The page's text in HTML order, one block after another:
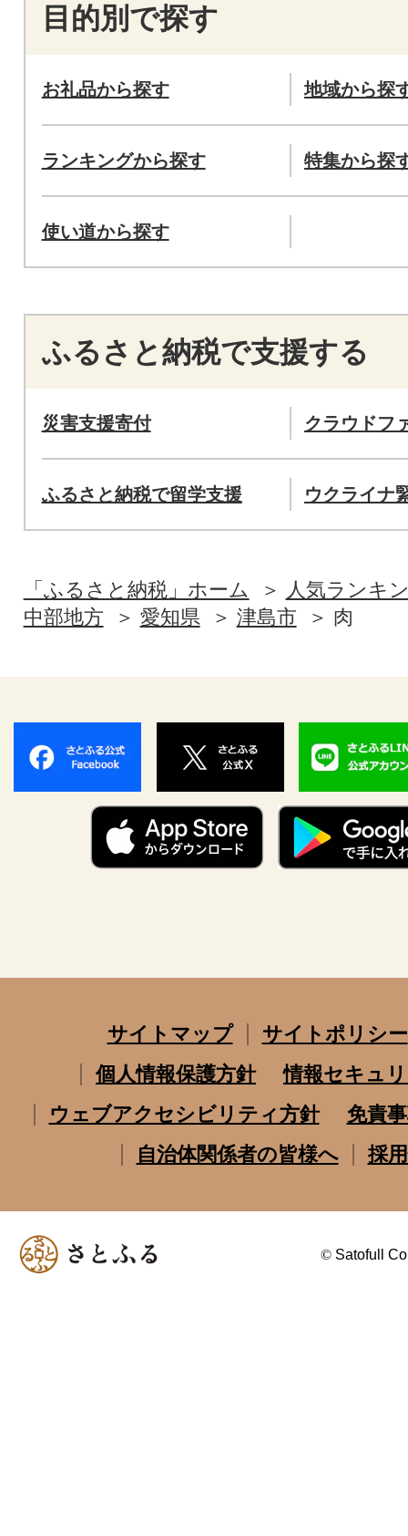
目的別で探す
お礼品から探す 地域から探
ランキングから探す 特集から探
使い道から探す
ふるさと納税で支援する
災害支援寄付 クラウドフ
ふるさと納税で留学支援 ウクライナ
「ふるさと納税」ホーム
人気ランキ
中部地方
愛知県 津島市 肉
サイトマップ
サイトポリシー
個人情報保護方針
情報セキュ
ウェブアクセシビリティ方針
免責
自治体関係者の皆様へ
採
© Satofull